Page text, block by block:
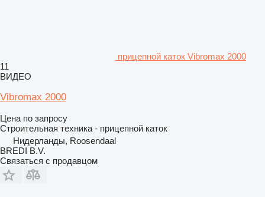
прицепной каток Vibromax 2000
11
ВИДЕО
Vibromax 2000
Цена по запросу
Строительная техника - прицепной каток
Нидерланды, Roosendaal
BREDI B.V.
Связаться с продавцом